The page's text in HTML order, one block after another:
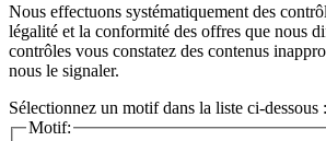
Nous effectuons systématiquement des
légalité et la conformité des offres que nous
contrôles vous constatez des contenus
nous le signaler.
Sélectionnez un motif dans la liste ci-dessous :
Motif: